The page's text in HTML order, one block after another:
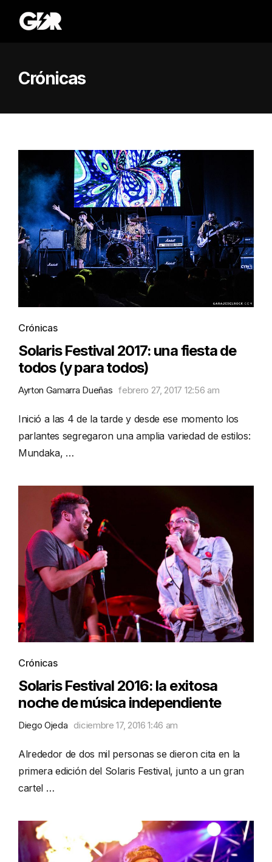
Crónicas
Crónicas
Solaris Festival 2017: una fiesta de
todos (y para todos)
Ayrton Gamarra Dueñas febrero 27, 2017 12:56 am
Inició a las 4 de la tarde y desde ese momento los
parlantes segregaron una amplia variedad de estilos:
Mundaka, …
Crónicas
Solaris Festival 2016: la exitosa
noche de música independiente
Diego Ojeda diciembre 17, 2016 1:46 am
Alrededor de dos mil personas se dieron cita en la
primera edición del Solaris Festival, junto a un gran
cartel …